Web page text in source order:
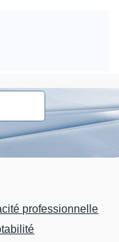
professionnelle